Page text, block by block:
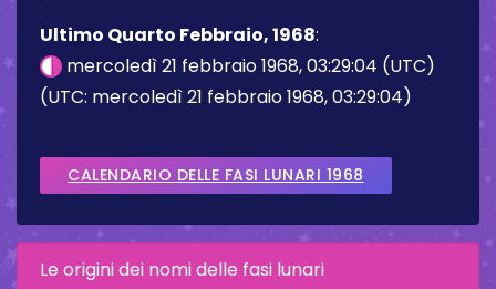
Ultimo Quarto Febbraio, 1968:
mercoledì 21 febbraio 1968, 03:29:04 (UTC)
(UTC: mercoledì 21 febbraio 1968, 03:29:04)
CALENDARIO DELLE FASI LUNARI 1968
Le origini dei nomi delle fasi lunari